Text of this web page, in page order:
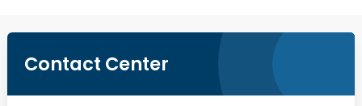
Contact Center